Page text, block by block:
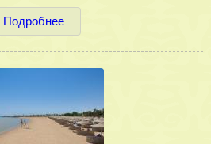
Подробнее